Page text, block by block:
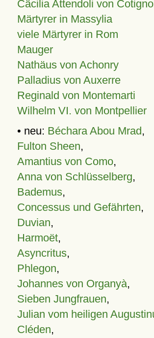
Cäcilia Attendoli von
Märtyrer in Massylia
viele Märtyrer in Rom
Mauger
Nathäus von Achonry
Palladius von Auxerre
Reginald von Montemarti
Wilhelm VI. von Montpellier
• neu: Béchara Abou Mrad,
Fulton Sheen,
Amantius von Como,
Anna von Schlüsselberg,
Bademus,
Concessus und Gefährten,
Duvian,
Harmoët,
Asyncritus,
Phlegon,
Johannes von Organyà,
Sieben Jungfrauen,
Julian vom heiligen
Cléden,